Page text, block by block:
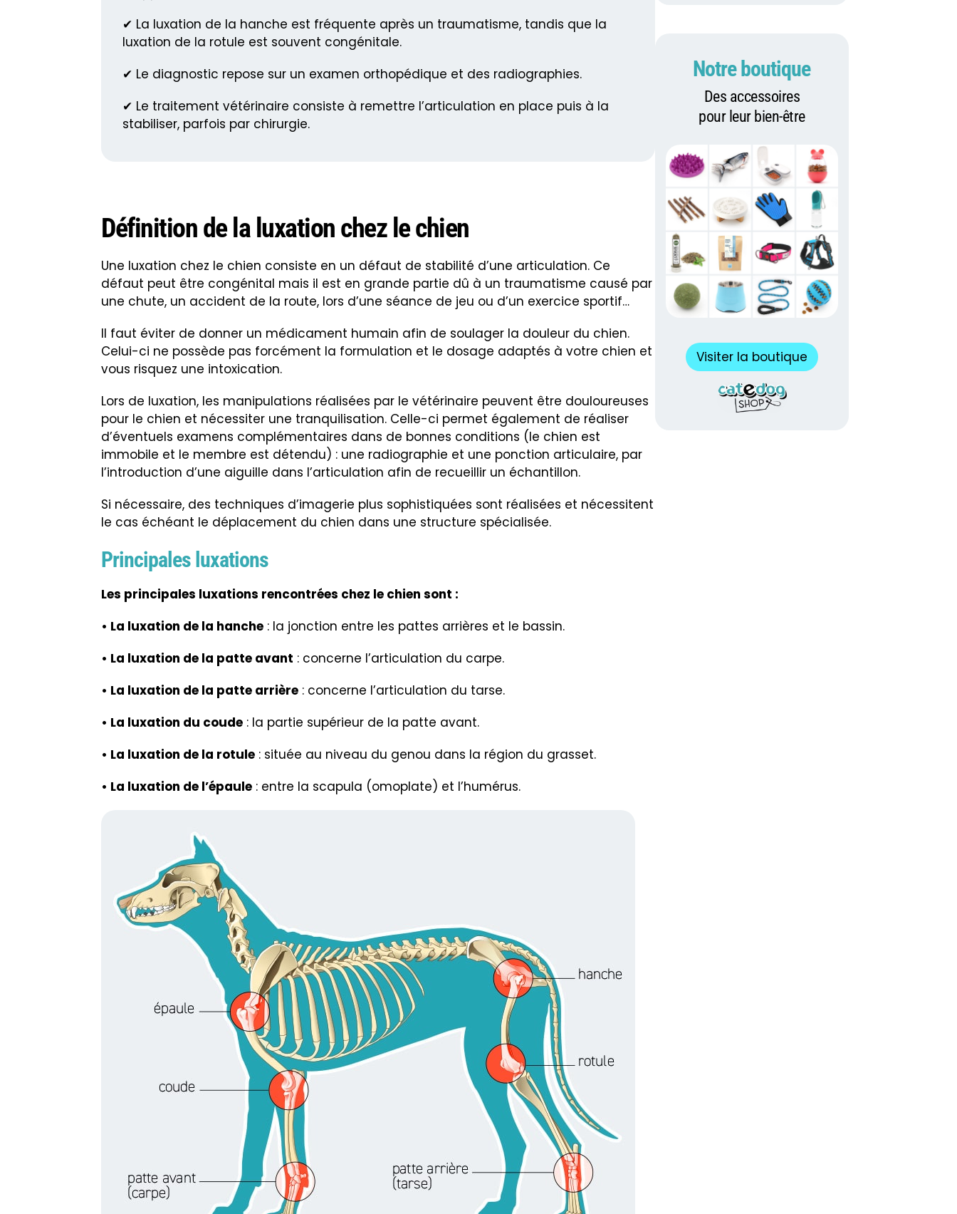
✔ La luxation de la hanche est fréquente après un traumatisme, tandis que la
luxation de la rotule est souvent congénitale.
✔ Le diagnostic repose sur un examen orthopédique et des radiographies.
✔ Le traitement vétérinaire consiste à remettre l’articulation en place puis à la
stabiliser, parfois par chirurgie.
Définition de la luxation chez le chien
Une luxation chez le chien consiste en un défaut de stabilité d’une articulation. Ce
défaut peut être congénital mais il est en grande partie dû à un traumatisme causé par
une chute, un accident de la route, lors d’une séance de jeu ou d’un exercice sportif…
Il faut éviter de donner un médicament humain afin de soulager la douleur du chien.
Celui-ci ne possède pas forcément la formulation et le dosage adaptés à votre chien et
vous risquez une intoxication.
Lors de luxation, les manipulations réalisées par le vétérinaire peuvent être douloureuses
pour le chien et nécessiter une tranquilisation. Celle-ci permet également de réaliser
d’éventuels examens complémentaires dans de bonnes conditions (le chien est
immobile et le membre est détendu) : une radiographie et une ponction articulaire, par
l’introduction d’une aiguille dans l’articulation afin de recueillir un échantillon.
Si nécessaire, des techniques d’imagerie plus sophistiquées sont réalisées et nécessitent
le cas échéant le déplacement du chien dans une structure spécialisée.
Principales luxations
Les principales luxations rencontrées chez le chien sont :
• La luxation de la hanche : la jonction entre les pattes arrières et le bassin.
• La luxation de la patte avant : concerne l’articulation du carpe.
• La luxation de la patte arrière : concerne l’articulation du tarse.
• La luxation du coude : la partie supérieur de la patte avant.
• La luxation de la rotule : située au niveau du genou dans la région du grasset.
• La luxation de l’épaule : entre la scapula (omoplate) et l’humérus.
Notre boutique
Des accessoires
pour leur bien-être
Visiter la boutique